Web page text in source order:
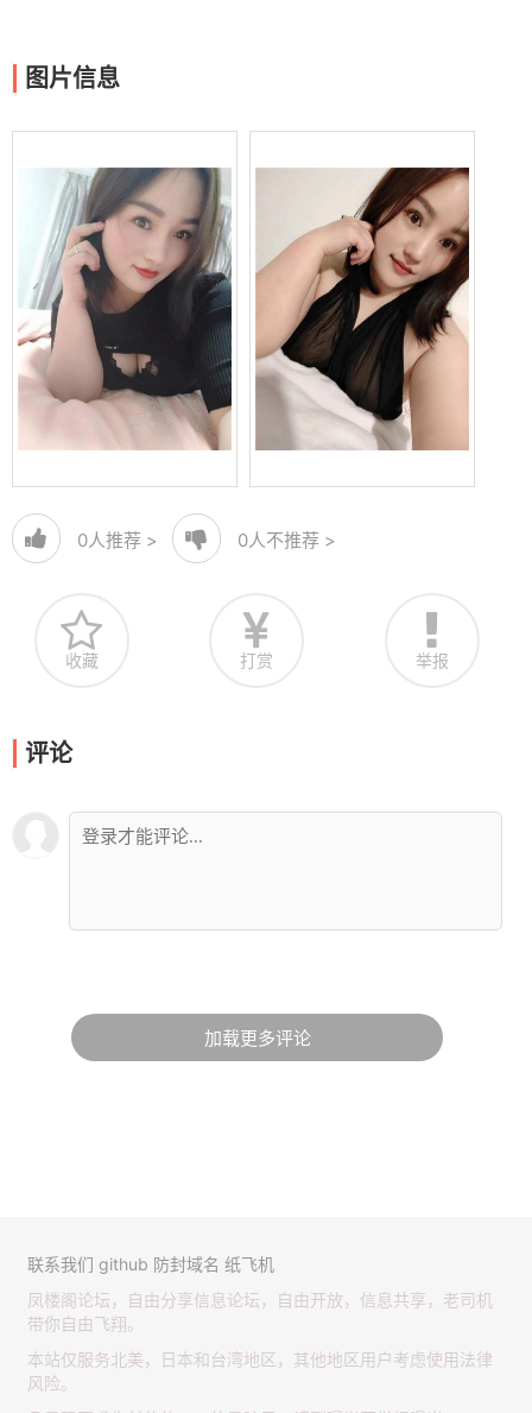
图片信息
0人推荐 > 0人不推荐 >
收藏 打赏 举报
评论
加载更多评论
联系我们 github 防封域名 纸飞机
凤楼阁论坛，自由分享信息论坛，自由开放，信息共享，老司机
带你自由飞翔。
本站仅服务北美，日本和台湾地区，其他地区用户考虑使用法律
风险。